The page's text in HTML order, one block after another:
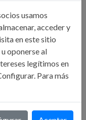
usamos
acceder y
en este sitio
oponerse al
legítimos en
Para más